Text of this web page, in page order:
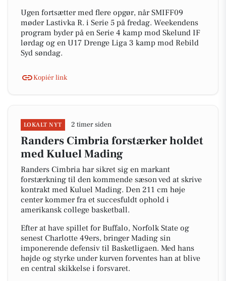
Ugen fortsætter med flere opgør, når SMIFF09
møder Lastivka R. i Serie 5 på fredag. Weekendens
program byder på en Serie 4 kamp mod Skelund IF
lørdag og en U17 Drenge Liga 3 kamp mod Rebild
Syd søndag.
Kopiér link
LOKALT NYT 2 timer siden
Randers Cimbria forstærker holdet
med Kuluel Mading
Randers Cimbria har sikret sig en markant
forstærkning til den kommende sæson ved at skrive
kontrakt med Kuluel Mading. Den 211 cm høje
center kommer fra et succesfuldt ophold i
amerikansk college basketball.
Efter at have spillet for Buffalo, Norfolk State og
senest Charlotte 49ers, bringer Mading sin
imponerende defensiv til Basketligaen. Med hans
højde og styrke under kurven forventes han at blive
en central skikkelse i forsvaret.